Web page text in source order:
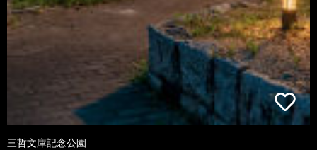
三哲文庫記念公園